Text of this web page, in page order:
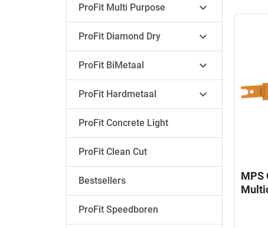
ProFit Multi Purpose 
ProFit Diamond Dry 
ProFit BiMetaal 
ProFit Hardmetaal 
ProFit Concrete Light
ProFit Clean Cut
Bestsellers
ProFit Speedboren
MPS